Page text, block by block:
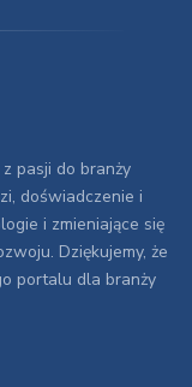
pasji do branży
doświadczenie i
i zmieniające się
Dziękujemy, że
portalu dla branży